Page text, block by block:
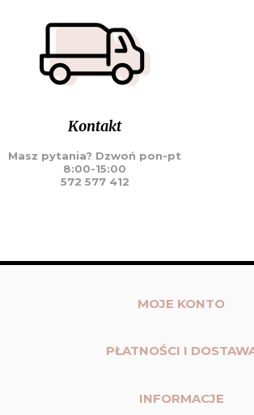
Kontakt
Masz pytania? Dzwoń pon-pt
8:00-15:00
572 577 412
MOJE KONTO
PŁATNOŚCI I
INFORMACJE